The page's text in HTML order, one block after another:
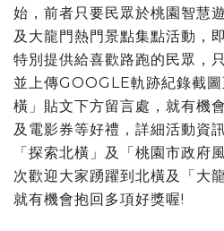
始，前者只要民眾於桃園智慧
及大龍門熱門景點集點活動，
特別提供給喜歡路跑的民眾，
並上傳GOOGLE軌跡紀錄截
橫」貼文下方留言處，就有機
及電影券等好禮，詳細活動資
「探索北橫」及「桃園市政府
次歡迎大家踴躍到北橫及「大
就有機會抱回多項好獎喔!